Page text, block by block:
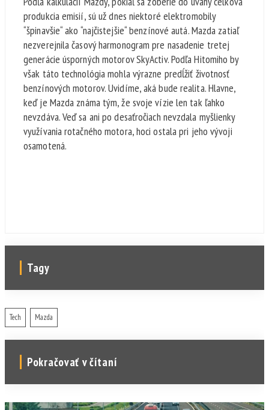
produkcia emisií, sú už dnes niektoré elektromobily
“špinavšie“ ako “najčistejšie“ benzínové autá. Mazda zatiaľ
nezverejnila časový harmonogram pre nasadenie tretej
generácie úsporných motorov SkyActiv. Podľa Hitomiho by
však táto technológia mohla výrazne predĺžiť životnosť
benzínových motorov. Uvidíme, aká bude realita. Hlavne,
keď je Mazda známa tým, že svoje vízie len tak ľahko
nevzdáva. Veď sa ani po desaťročiach nevzdala myšlienky
využívania rotačného motora, hoci ostala pri jeho vývoji
osamotená.
Tagy
Tech Mazda
Pokračovať v čítaní